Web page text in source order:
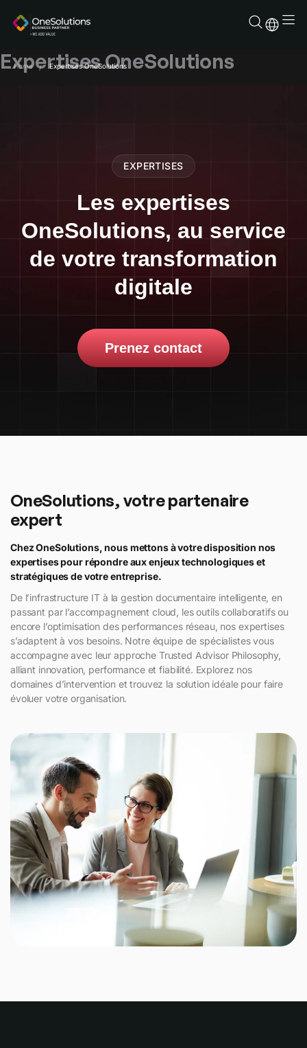
contenu
Home Expertises OneSolutions
Expertises OneSolutions
EXPERTISES
Les expertises
OneSolutions, au service
de votre transformation
digitale
Prenez contact
OneSolutions, votre partenaire
expert
Chez OneSolutions, nous mettons à votre disposition nos
expertises pour répondre aux enjeux technologiques et
stratégiques de votre entreprise.
De l’infrastructure IT à la gestion documentaire intelligente, en
passant par l’accompagnement cloud, les outils collaboratifs ou
encore l’optimisation des performances réseau, nos expertises
s’adaptent à vos besoins. Notre équipe de spécialistes vous
accompagne avec leur approche Trusted Advisor Philosophy,
alliant innovation, performance et fiabilité. Explorez nos
domaines d’intervention et trouvez la solution idéale pour faire
évoluer votre organisation.